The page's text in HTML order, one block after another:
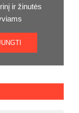
ir žinutės